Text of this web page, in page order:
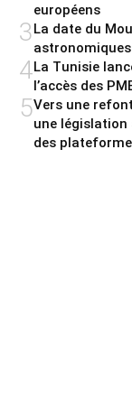
européens
3La date du
astronomiques
4La Tunisie
l’accès des
5Vers une
une législation
des